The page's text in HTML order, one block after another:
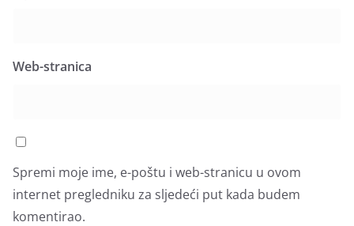
Web-stranica
Spremi moje ime, e-poštu i web-stranicu u ovom
internet pregledniku za sljedeći put kada budem
komentirao.